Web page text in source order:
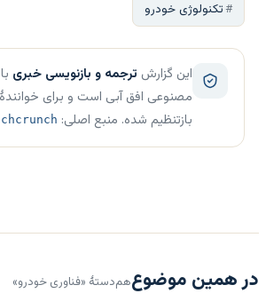
تکنولوژی خودرو
این گزارش ترجمه و بازنویسی خبری
مصنوعی افق آبی است و برای
بازتنظیم شده. منبع اصلی:
در همین موضوعهم‌دستهٔ «فناوری خودرو»